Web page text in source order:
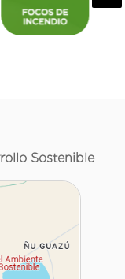
Sostenible